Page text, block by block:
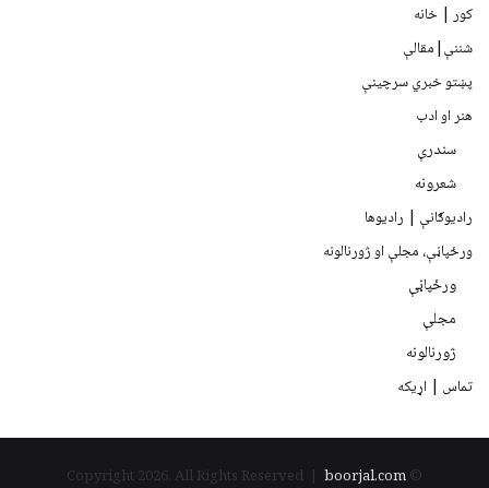
کور | خانه
شننې|مقالې
پښتو خبري سرچينې
هنر او ادب
سندرې
شعرونه
رادیوګانې | رادیوها
ورځپاڼې، مجلې او ژورنالونه
ورځپاڼې
مجلې
ژورنالونه
تماس | اړیکه
© Copyright 2026, All Rights Reserved |
boorjal.com